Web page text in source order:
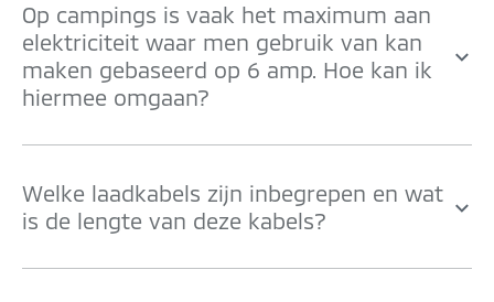
Op campings is vaak het maximum aan
elektriciteit waar men gebruik van kan
maken gebaseerd op 6 amp. Hoe kan ik
hiermee omgaan?
Welke laadkabels zijn inbegrepen en wat
is de lengte van deze kabels?